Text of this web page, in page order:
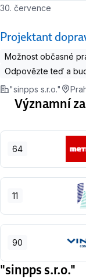
Projektant
30. července
Možnost občasné
Odpovězte teď a
"sinpps s.r.o."
Významní
64
11
90
"sinpps s.r.o."